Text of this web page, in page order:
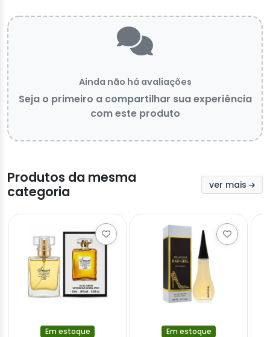
Ainda não há avaliações
Seja o primeiro a compartilhar sua experiência
com este produto
Produtos da mesma
categoria
ver mais
Em estoque Em estoque